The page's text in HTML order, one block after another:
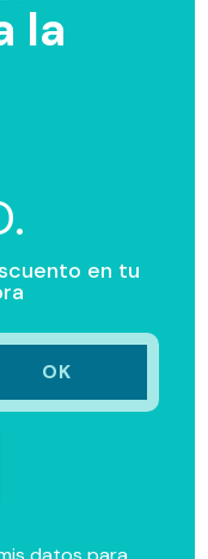
la
en tu